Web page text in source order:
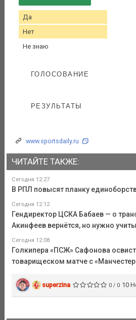
Да
Нет
Не знаю
ГОЛОСОВАНИЕ
РЕЗУЛЬТАТЫ
www.sportsdaily.ru
ЧИТАЙТЕ ТАКЖЕ:
Сегодня 12:27
В РПЛ повысят планку
Сегодня 12:12
Гендиректор ЦСКА Бабаев — о
Акинфеев вернётся, но нужно
Сегодня 12:08
Голкипера «ПСЖ» Сафонова
товарищеском матче с
superzina 0 / 0 10